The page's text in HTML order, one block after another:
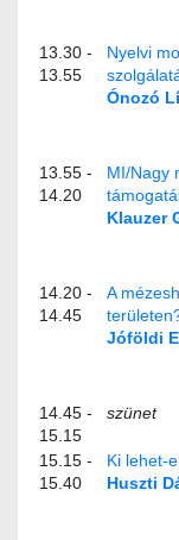
13.30 -
13.55
Nyelvi
Ónozó
13.55 -
14.20
MI/Nagy
Klauzer
14.20 -
14.45
A
Jóföldi
14.45 -
15.15
szünet
15.15 -
15.40
Ki lehet-
Huszti